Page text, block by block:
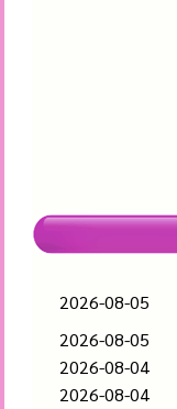
2026-08-05
2026-08-05
2026-08-04
2026-08-04